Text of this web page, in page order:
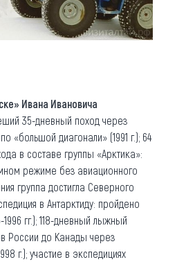
Ивана Ивановича
35-дневный поход через
«большой диагонали» (1991 г.); 64
в составе группы «Арктика»:
режиме без авиационного
группа достигла Северного
в Антарктиду: пройдено
гг.); 118-дневный лыжный
России до Канады через
г.); участие в экспедициях